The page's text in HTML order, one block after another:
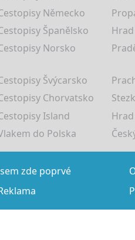
Německo
Španělsko
Norsko
Švýcarsko
Chorvatsko
Island
do Polska
zde poprvé